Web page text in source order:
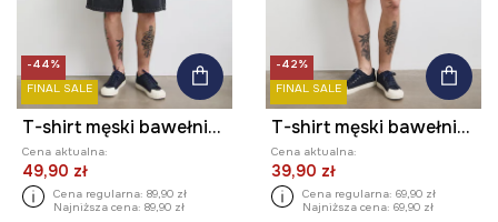
-44%
FINAL SALE
T-shirt męski bawełniany
Cena aktualna:
49,90 zł
Cena regularna: 89,90 zł
Najniższa cena: 89,90 zł
-42%
FINAL SALE
T-shirt męski bawełniany z nadrukiem
Cena aktualna:
39,90 zł
Cena regularna: 69,90 zł
Najniższa cena: 69,90 zł